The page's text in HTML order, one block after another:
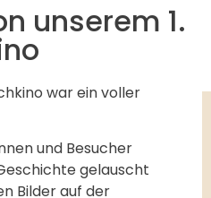
unserem 1.
war ein voller
und Besucher
gelauscht
Bilder auf der